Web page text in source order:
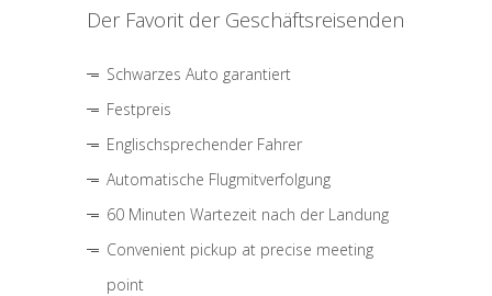
Der Favorit der Geschäftsreisenden
Schwarzes Auto garantiert
Festpreis
Englischsprechender Fahrer
Automatische Flugmitverfolgung
60 Minuten Wartezeit nach der Landung
Convenient pickup at precise meeting
point